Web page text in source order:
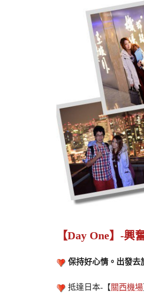
【Day One】-興
保持好心情。出發去
抵達日本-【關西機場